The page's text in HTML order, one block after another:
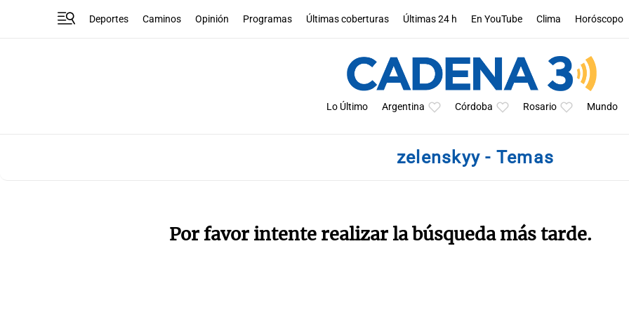
Deportes Caminos Opinión Programas Últimas coberturas Últimas 24 h En YouTube Clima Horóscopo
Lo Último Argentina Córdoba Rosario Mundo
zelenskyy - Temas
Por favor intente realizar la búsqueda más tarde.